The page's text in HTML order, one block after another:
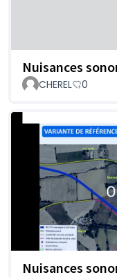
Nuisances
CHEREL
0
Nuisances